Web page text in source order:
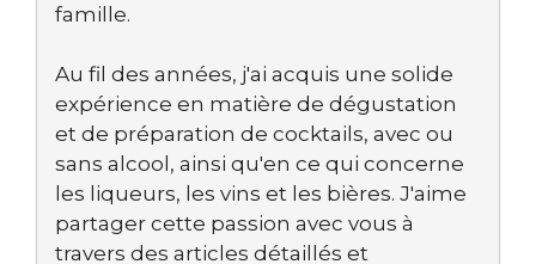
famille.
Au fil des années, j'ai acquis une solide
expérience en matière de dégustation
et de préparation de cocktails, avec ou
sans alcool, ainsi qu'en ce qui concerne
les liqueurs, les vins et les bières. J'aime
partager cette passion avec vous à
travers des articles détaillés et